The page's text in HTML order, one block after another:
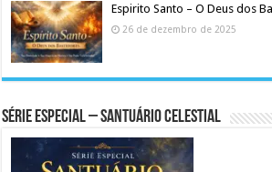
Espirito Santo – O Deus dos
26 de dezembro de 2025
Série Especial – Santuário Celestial